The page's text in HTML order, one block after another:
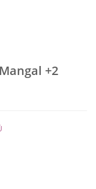
+2